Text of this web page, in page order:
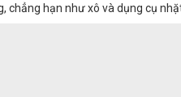
chẳng hạn như xô và dụng cụ